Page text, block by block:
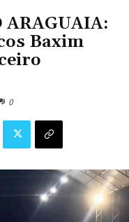
ARAGUAIA:
Baxim
0